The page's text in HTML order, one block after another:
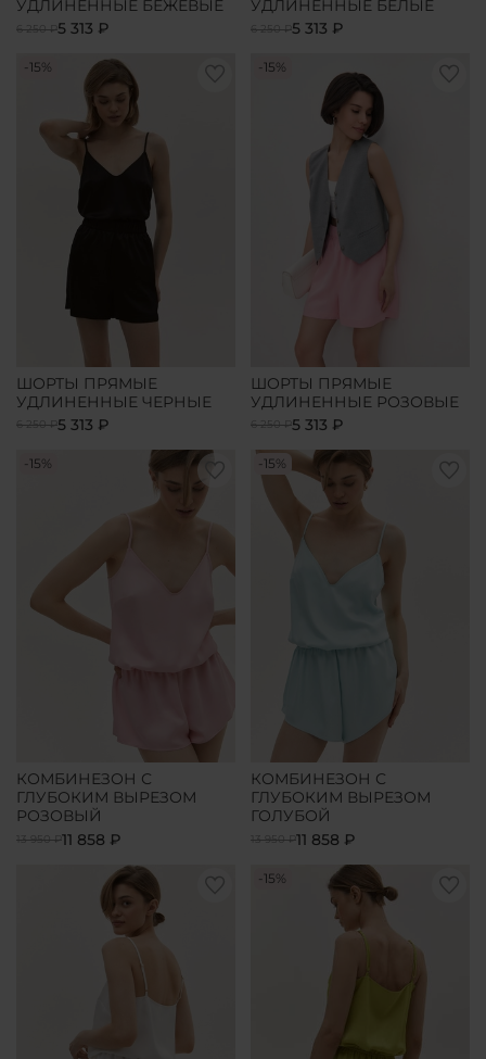
УДЛИНЕННЫЕ БЕЖЕВЫЕ
6 250 ₽5 313 ₽
УДЛИНЕННЫЕ БЕЛЫЕ
6 250 ₽5 313 ₽
-15%
ШОРТЫ ПРЯМЫЕ
УДЛИНЕННЫЕ ЧЕРНЫЕ
6 250 ₽5 313 ₽
-15%
ШОРТЫ ПРЯМЫЕ
УДЛИНЕННЫЕ РОЗОВЫЕ
6 250 ₽5 313 ₽
-15%
КОМБИНЕЗОН С
ГЛУБОКИМ ВЫРЕЗОМ
РОЗОВЫЙ
13 950 ₽11 858 ₽
-15%
КОМБИНЕЗОН С
ГЛУБОКИМ ВЫРЕЗОМ
ГОЛУБОЙ
13 950 ₽11 858 ₽
-15%